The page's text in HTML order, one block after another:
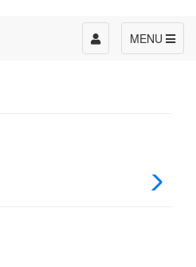
MENU
Toggle
navigation